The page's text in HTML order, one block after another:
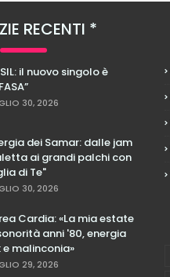
RECENTI
il nuovo singolo è
30, 2026
dei Samar: dalle jam
ai grandi palchi con
di Te"
30, 2026
Cardia: «La mia estate
anni '80, energia
e malinconia»
29, 2026